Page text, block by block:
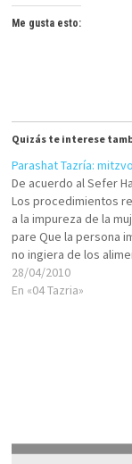
Me gusta esto:
Quizás te interese
Parashat Tazría:
De acuerdo al Sefer
Los procedimientos
a la impureza de la
pare Que la persona
no ingiera de los
consagrados en el
Korbán de la mujer que
28/04/2010
En «04 Tazria»